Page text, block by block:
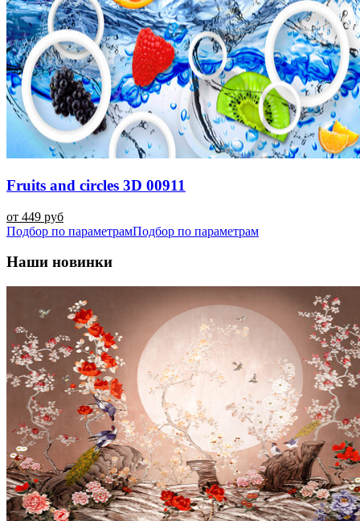
Fruits and circles 3D 00911
от 449 руб
Подбор по параметрамПодбор по параметрам
Наши новинки